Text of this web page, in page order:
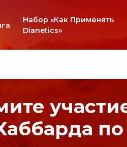
Набор «Как Применять
Dianetics»